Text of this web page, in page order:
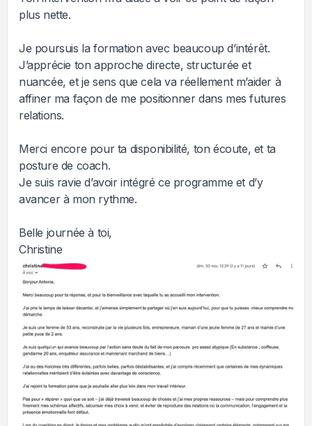
plus nette.
Je poursuis la formation avec beaucoup d’intérêt.
J’apprécie ton approche directe, structurée et
nuancée, et je sens que cela va réellement m’aider à
affiner ma façon de me positionner dans mes futures
relations.
Merci encore pour ta disponibilité, ton écoute, et ta
posture de coach.
Je suis ravie d’avoir intégré ce programme et d’y
avancer à mon rythme.
Belle journée à toi,
Christine